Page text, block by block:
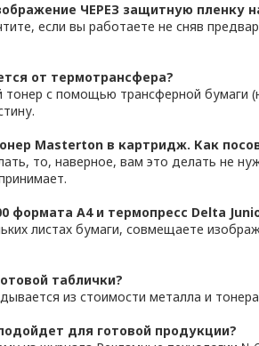
ЧЕРЕЗ защитную пленку
если вы работаете не сняв
от термотрансфера?
с помощью трансферной бумаги
Masterton в картридж. Как
то, наверное, вам это делать не
формата A4 и термопресс Delta
листах бумаги, совмещаете
таблички?
из стоимости металла и
для готовой продукции?